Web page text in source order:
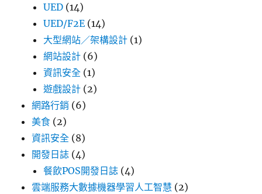
UED (14)
UED/F2E (14)
大型網站／架構設計 (1)
網站設計 (6)
資訊安全 (1)
遊戲設計 (2)
網路行銷 (6)
美食 (2)
資訊安全 (8)
開發日誌 (4)
餐飲POS開發日誌 (4)
雲端服務大數據機器學習人工智慧 (2)